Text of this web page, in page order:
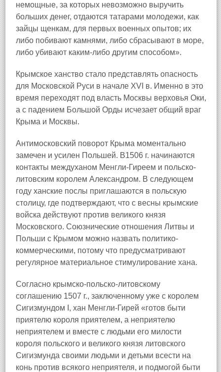
немощные, за которых невозможно выручить
больших денег, отдаются татарами молодежи, как
зайцы щенкам, для первых военных опытов; их
либо побивают камнями, либо сбрасывают в море,
либо убивают каким-либо другим способом».
Крымское ханство стало представлять опасность
для Московской Руси в начале XVI в. Именно в это
время переходят под власть Москвы верховья Оки,
а с падением Большой Орды исчезает общий враг
Крыма и Москвы.
Антимосковский поворот Крыма моментально
замечен и усилен Польшей. В1506 г. начинаются
контакты междуханом Менгли-Гиреем и польско-
литовским королем Александром. В следующем
году ханские послы приглашаются в польскую
столицу, где подтверждают, что с весны крымские
войска действуют против великого князя
Московского. Союзнические отношения Литвы и
Польши с Крымом можно назвать политико-
коммерческими, потому что предусматривают
регулярное материальное стимулирование хана.
Согласно крымско-польско-литовскому
соглашению 1507 г., заключенному уже с королем
Сигизмундом I, хан Менгли-Гирей «готов быти
приятелю короля приятелем, а неприятелю
неприятелем и вместе с людьми его милости
короля польского и великого князя литовского
Сигизмунда своими людьми и детьми всести на
конь против всякого неприятеля, и подмогой быти